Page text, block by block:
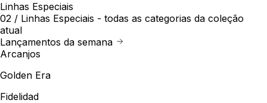
Linhas Especiais
02 / Linhas Especiais - todas as categorias da coleção
atual
Lançamentos da semana
Arcanjos
Golden Era
Fidelidad